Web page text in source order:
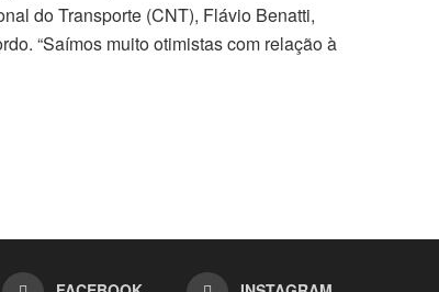
do Transporte (CNT), Flávio Benatti,
“Saímos muito otimistas com relação à